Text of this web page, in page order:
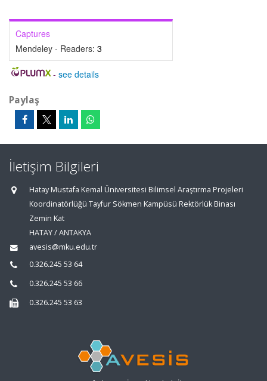
Captures
Mendeley - Readers: 3
- see details
Paylaş
İletişim Bilgileri
Hatay Mustafa Kemal Üniversitesi Bilimsel Araştırma Projeleri
Koordinatörlüğü Tayfur Sökmen Kampüsü Rektörlük Binası
Zemin Kat
HATAY / ANTAKYA
avesis@mku.edu.tr
0.326.245 53 64
0.326.245 53 66
0.326.245 53 63